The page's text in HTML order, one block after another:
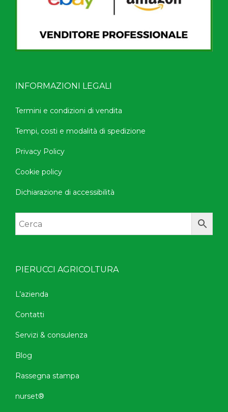
INFORMAZIONI LEGALI
Termini e condizioni di vendita
Tempi, costi e modalità di spedizione
Privacy Policy
Cookie policy
Dichiarazione di accessibilità
PIERUCCI AGRICOLTURA
L’azienda
Contatti
Servizi & consulenza
Blog
Rassegna stampa
nurset®